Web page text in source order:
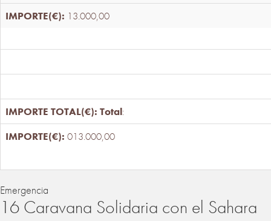
13.000,00
Total:
013.000,00
Emergencia
16 Caravana Solidaria con el Sahara